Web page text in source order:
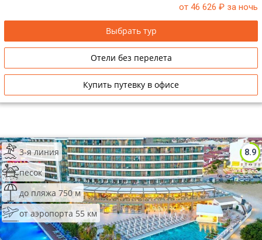
от 46 626 ₽ за ночь
Выбрать тур
Отели без перелета
Купить путевку в офисе
8.9
3-я линия
песок
до пляжа 750 м
от аэропорта 55 км